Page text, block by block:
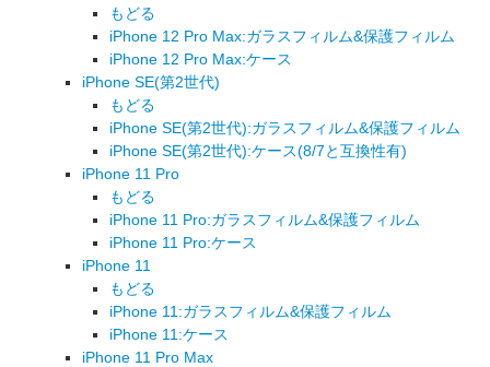
もどる
iPhone 12 Pro Max:ガラスフィルム&保護フィルム
iPhone 12 Pro Max:ケース
iPhone SE(第2世代)
もどる
iPhone SE(第2世代):ガラスフィルム&保護フィルム
iPhone SE(第2世代):ケース(8/7と互換性有)
iPhone 11 Pro
もどる
iPhone 11 Pro:ガラスフィルム&保護フィルム
iPhone 11 Pro:ケース
iPhone 11
もどる
iPhone 11:ガラスフィルム&保護フィルム
iPhone 11:ケース
iPhone 11 Pro Max